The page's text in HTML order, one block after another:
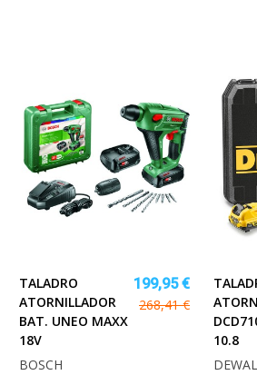
TALADRO
ATORNILLADOR
BAT. UNEO MAXX
18V
199,95 €
268,41 €
BOSCH
10.8